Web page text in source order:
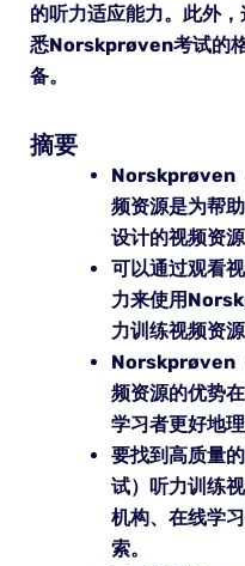
的听力适应能力。此外
悉Norskprøven考试的
备。
摘要
Norskprøven
频资源是为帮
设计的视频资源
可以通过观看
力来使用
力训练视频资源
Norskprøven
频资源的优势
学习者更好地
要找到高质量
试）听力训练
机构、在线学
索。